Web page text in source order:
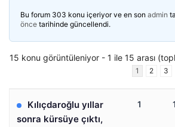
Bu forum 303 konu içeriyor ve en son admin
önce tarihinde güncellendi.
15 konu görüntüleniyor - 1 ile 15 arası
1 2 3
Kılıçdaroğlu yıllar
sonra kürsüye çıktı,
1 1